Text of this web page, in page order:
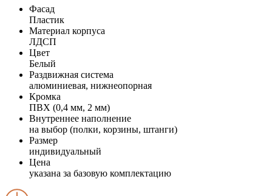
Фасад
Пластик
Материал корпуса
ЛДСП
Цвет
Белый
Раздвижная система
алюминиевая, нижнеопорная
Кромка
ПВХ (0,4 мм, 2 мм)
Внутреннее наполнение
на выбор (полки, корзины, штанги)
Размер
индивидуальный
Цена
указана за базовую комплектацию